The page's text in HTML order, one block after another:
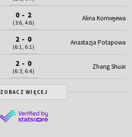
0 - 2
(3:6, 4:6)
Alina Korniejewa
2 - 0
(6:1, 6:1)
Anastazja Potapowa
2 - 0
(6:3, 6:4)
Zhang Shuai
ZOBACZ WIĘCEJ